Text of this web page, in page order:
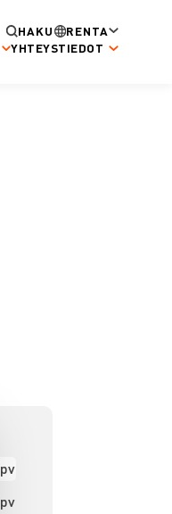
HAKU
RENTA
YHTEYSTIEDOT